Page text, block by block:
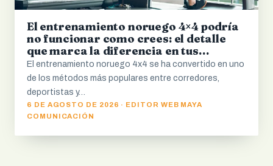
El entrenamiento noruego 4×4 podría
no funcionar como crees: el detalle
que marca la diferencia en tus
resultados
El entrenamiento noruego 4x4 se ha convertido en uno
de los métodos más populares entre corredores,
deportistas y…
6 DE AGOSTO DE 2026 · EDITOR WEB MAYA
COMUNICACIÓN